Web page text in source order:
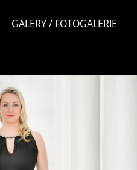
GALERY / FOTOGALERIE